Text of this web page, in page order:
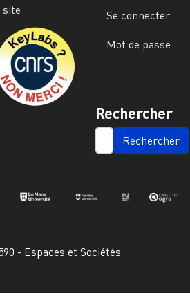
site
Se connecter
Mot de passe
Rechercher
SEARCH
- Espaces et Sociétés